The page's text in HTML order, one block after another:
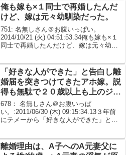
性がないのだろうか。子...
俺も嫁も×１同士で再婚したんだ
けど、嫁は元々幼馴染だった。
751: 名無しさん＠お腹いっぱい。
2014/10/21 (火) 04:51:53.34俺も嫁も×１
同士で再婚したんだけど、嫁は元々幼馴
一緒だったけど、俺も嫁も当時は...
「好きな人ができた」と告白し離
婚届を突きつけてきたアホ嫁。説
得も無駄で２０歳以上も上のジー
様のところに行ってしまった
678： 名無しさん＠お腹いっぱ
い。:2011/06/30 (木) 09:15:34.13３年前
にテメーから「好きな人ができた」と告
様のところに行ってしまった。ジー様
は...
離婚理由は、A子へのA元妻父に